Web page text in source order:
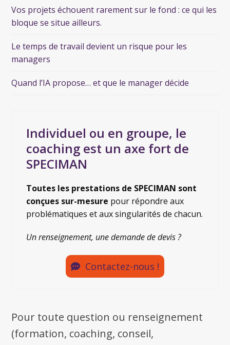
Vos projets échouent rarement sur le fond : ce qui les
bloque se situe ailleurs.
Le temps de travail devient un risque pour les
managers
Quand l’IA propose… et que le manager décide
Individuel ou en groupe, le
coaching est un axe fort de
SPECIMAN
Toutes les prestations de SPECIMAN sont
conçues sur-mesure pour répondre aux
problématiques et aux singularités de chacun.
Un renseignement, une demande de devis ?
Contactez-nous !
Pour toute question ou renseignement
(formation, coaching, conseil,